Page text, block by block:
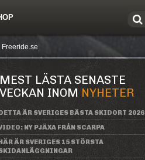
Freeride.se
MEST LÄSTA SENASTE
VECKAN INOM NYHETER
ÄR SVERIGES BÄSTA SKIDORT 2026
NY PJÄXA FRÅN SCARPA
ÄR SVERIGES 15 STÖRSTA